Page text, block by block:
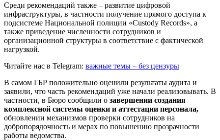
Среди рекомендаций также – развитие цифровой
инфраструктуры, в частности получение прямого доступа к
подсистеме Национальной полиции «Custody Records», а
также приведение численности сотрудников и
организационной структуры в соответствие с фактической
нагрузкой.
Читайте нас в Telegram: важные темы – без цензуры
В самом ГБР положительно оценили результаты аудита и
заявили, что часть рекомендаций уже начали реализовывать. В
частности, в Бюро сообщили о завершении создания
комплексной системы оценки и аттестации персонала,
обновлении механизмов проверки сотрудников на
добропорядочность и мерах по повышению прозрачности
работы ведомства.